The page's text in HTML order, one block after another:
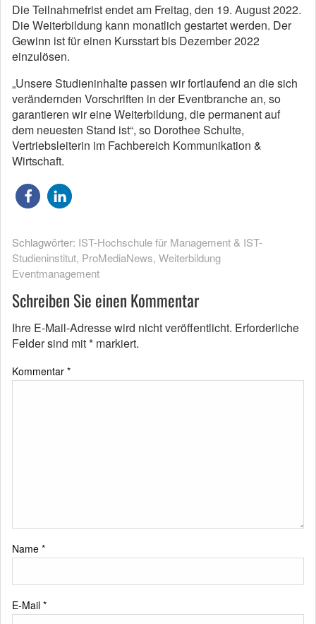
Die Teilnahmefrist endet am Freitag, den 19. August 2022.
Die Weiterbildung kann monatlich gestartet werden. Der
Gewinn ist für einen Kursstart bis Dezember 2022
einzulösen.
„Unsere Studieninhalte passen wir fortlaufend an die sich
verändernden Vorschriften in der Eventbranche an, so
garantieren wir eine Weiterbildung, die permanent auf
dem neuesten Stand ist“, so Dorothee Schulte,
Vertriebsleiterin im Fachbereich Kommunikation &
Wirtschaft.
Schlagwörter: IST-Hochschule für Management & IST-
Studieninstitut, ProMediaNews, Weiterbildung
Eventmanagement
Schreiben Sie einen Kommentar
Ihre E-Mail-Adresse wird nicht veröffentlicht. Erforderliche
Felder sind mit* markiert.
Kommentar *
Name *
E-Mail *